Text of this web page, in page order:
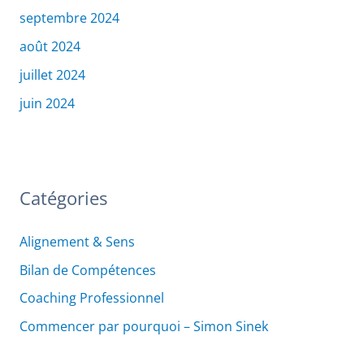
septembre 2024
août 2024
juillet 2024
juin 2024
Catégories
Alignement & Sens
Bilan de Compétences
Coaching Professionnel
Commencer par pourquoi – Simon Sinek